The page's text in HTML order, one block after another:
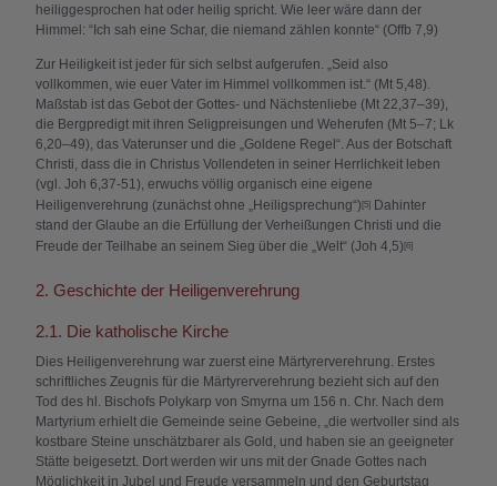
heiliggesprochen hat oder heilig spricht. Wie leer wäre dann der
Himmel: “Ich sah eine Schar, die niemand zählen konnte“ (Offb 7,9)
Zur Heiligkeit ist jeder für sich selbst aufgerufen. „Seid also
vollkommen, wie euer Vater im Himmel vollkommen ist.“ (Mt 5,48).
Maßstab ist das Gebot der Gottes- und Nächstenliebe (Mt 22,37–39),
die Bergpredigt mit ihren Seligpreisungen und Weherufen (Mt 5–7; Lk
6,20–49), das Vaterunser und die „Goldene Regel“. Aus der Botschaft
Christi, dass die in Christus Vollendeten in seiner Herrlichkeit leben
(vgl. Joh 6,37-51), erwuchs völlig organisch eine eigene
Heiligenverehrung (zunächst ohne „Heiligsprechung“)[5] Dahinter
stand der Glaube an die Erfüllung der Verheißungen Christi und die
Freude der Teilhabe an seinem Sieg über die „Welt“ (Joh 4,5)[6]
2. Geschichte der Heiligenverehrung
2.1. Die katholische Kirche
Dies Heiligenverehrung war zuerst eine Märtyrerverehrung. Erstes
schriftliches Zeugnis für die Märtyrerverehrung bezieht sich auf den
Tod des hl. Bischofs Polykarp von Smyrna um 156 n. Chr. Nach dem
Martyrium erhielt die Gemeinde seine Gebeine, „die wertvoller sind als
kostbare Steine unschätzbarer als Gold, und haben sie an geeigneter
Stätte beigesetzt. Dort werden wir uns mit der Gnade Gottes nach
Möglichkeit in Jubel und Freude versammeln und den Geburtstag